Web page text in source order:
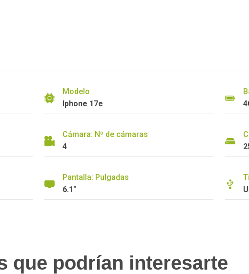
Modelo
Iphone 17e
Cámara: Nº de cámaras
4
Pantalla: Pulgadas
6.1"
que podrían interesarte